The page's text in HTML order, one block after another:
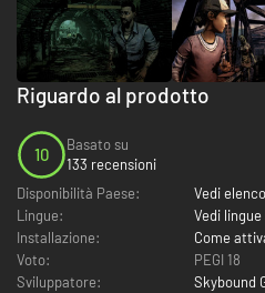
Riguardo al prodotto
10
Basato su
133 recensioni
Disponibilità Paese:
Vedi elenco
Lingue:
Vedi
Installazione:
Come
Voto:
PEGI 18
Sviluppatore:
Skybound